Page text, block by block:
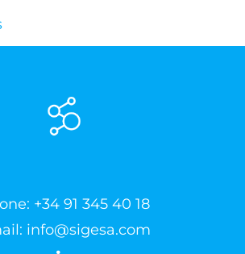
+34 91 345 40 18
info@sigesa.com